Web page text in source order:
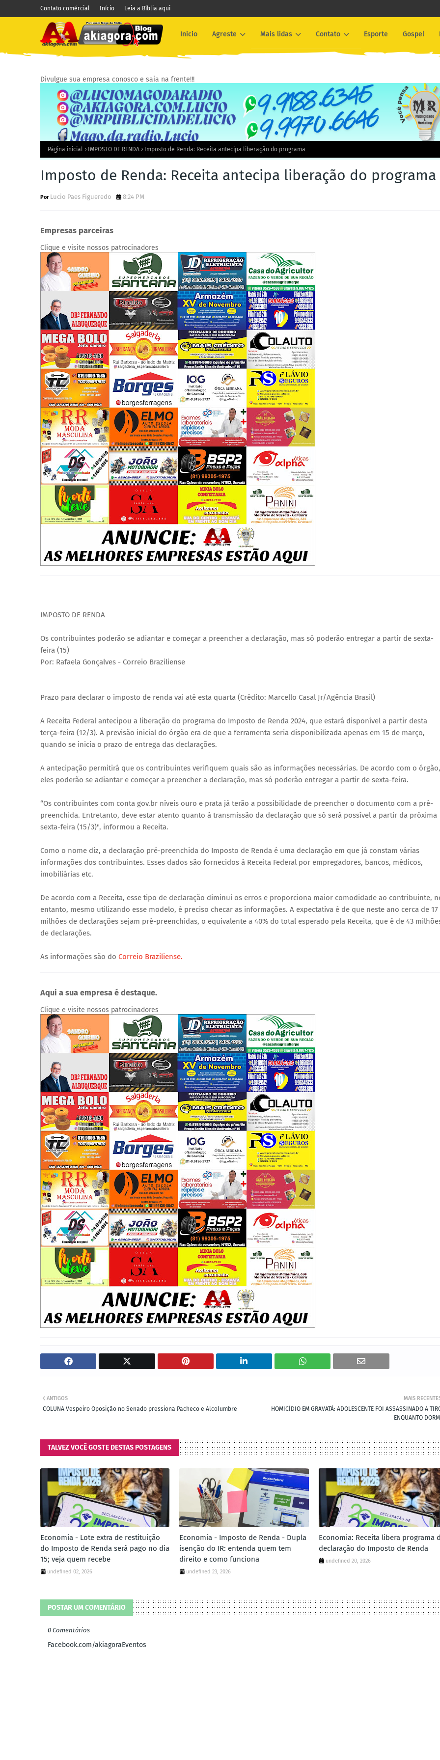
Contato comércial Início Leia a Bíblia aqui
Inicio Agreste Mais lidas Contato Esporte Gospel
Divulgue sua empresa conosco e saia na frente!!!
Página inicial IMPOSTO DE RENDA Imposto de Renda: Receita antecipa liberação do programa
Imposto de Renda: Receita antecipa liberação do programa
Lucio Paes Figueredo 8:24 PM
Empresas parceiras
Clique e visite nossos patrocinadores
IMPOSTO DE RENDA
Os contribuintes poderão se adiantar e começar a preencher a declaração, mas só poderão entregar a partir de sexta-
feira (15)
Por: Rafaela Gonçalves - Correio Braziliense
Prazo para declarar o imposto de renda vai até esta quarta (Crédito: Marcello Casal Jr/Agência Brasil)
A Receita Federal antecipou a liberação do programa do Imposto de Renda 2024, que estará disponível a partir desta
terça-feira (12/3). A previsão inicial do órgão era de que a ferramenta seria disponibilizada apenas em 15 de março,
quando se inicia o prazo de entrega das declarações.
A antecipação permitirá que os contribuintes verifiquem quais são as informações necessárias. De acordo com o órgão,
eles poderão se adiantar e começar a preencher a declaração, mas só poderão entregar a partir de sexta-feira.
“Os contribuintes com conta gov.br níveis ouro e prata já terão a possibilidade de preencher o documento com a pré-
preenchida. Entretanto, deve estar atento quanto à transmissão da declaração que só será possível a partir da próxima
sexta-feira (15/3)", informou a Receita.
Como o nome diz, a declaração pré-preenchida do Imposto de Renda é uma declaração em que já constam várias
informações dos contribuintes. Esses dados são fornecidos à Receita Federal por empregadores, bancos, médicos,
imobiliárias etc.
De acordo com a Receita, esse tipo de declaração diminui os erros e proporciona maior comodidade ao contribuinte,
entanto, mesmo utilizando esse modelo, é preciso checar as informações. A expectativa é de que neste ano cerca de 17
milhões de declarações sejam pré-preenchidas, o equivalente a 40% do total esperado pela Receita, que é de 43
de declarações.
As informações são do Correio Braziliense.
Aqui a sua empresa é destaque.
Clique e visite nossos patrocinadores
MAIS
HOMICÍDIO EM GRAVATÁ: ADOLESCENTE FOI ASSASSINADO A
ENQUANTO
ANTIGOS
COLUNA Vespeiro Oposição no Senado pressiona Pacheco e Alcolumbre
TALVEZ VOCÊ GOSTE DESTAS POSTAGENS
Economia - Lote extra de restituição
do Imposto de Renda será pago no dia
15; veja quem recebe
undefined 02, 2026
Economia - Imposto de Renda - Dupla
isenção do IR: entenda quem tem
direito e como funciona
undefined 23, 2026
Economia: Receita libera programa
declaração do Imposto de Renda
undefined 20, 2026
POSTAR UM COMENTÁRIO
0 Comentários
Facebook.com/akiagoraEventos